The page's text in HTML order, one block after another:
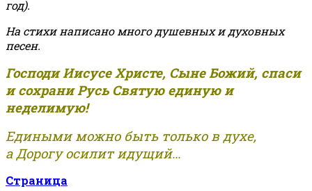
год).
На стихи написано много душевных и духовных
песен.
Господи Иисусе Христе, Сыне Божий, спаси
и сохрани Русь Святую единую и
неделимую!
Едиными можно быть только в духе,
а Дорогу осилит идущий...
Страница